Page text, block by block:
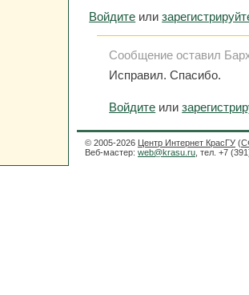
Войдите или
Сообщение оставил
Исправил. Спасибо.
Войдите или
© 2005-2026 Центр Интернет КрасГУ (
Веб-мастер: web@krasu.ru , тел. +7